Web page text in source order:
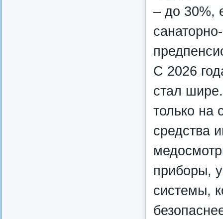
– до 30%,
С 2026
стал
только на
средства
приборы,
системы,